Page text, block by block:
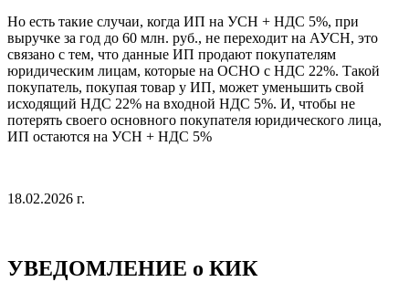
Но есть такие случаи, когда ИП на УСН + НДС 5%, при
выручке за год до 60 млн. руб., не переходит на АУСН, это
связано с тем, что данные ИП продают покупателям
юридическим лицам, которые на ОСНО с НДС 22%. Такой
покупатель, покупая товар у ИП, может уменьшить свой
исходящий НДС 22% на входной НДС 5%. И, чтобы не
потерять своего основного покупателя юридического лица,
ИП остаются на УСН + НДС 5%
18.02.2026 г.
УВЕДОМЛЕНИЕ о КИК